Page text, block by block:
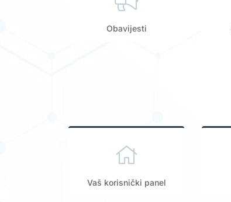
Obavijesti
Vaš korisnički panel